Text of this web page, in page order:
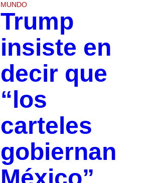
MUNDO
Trump
insiste en
decir que
“los
carteles
gobiernan